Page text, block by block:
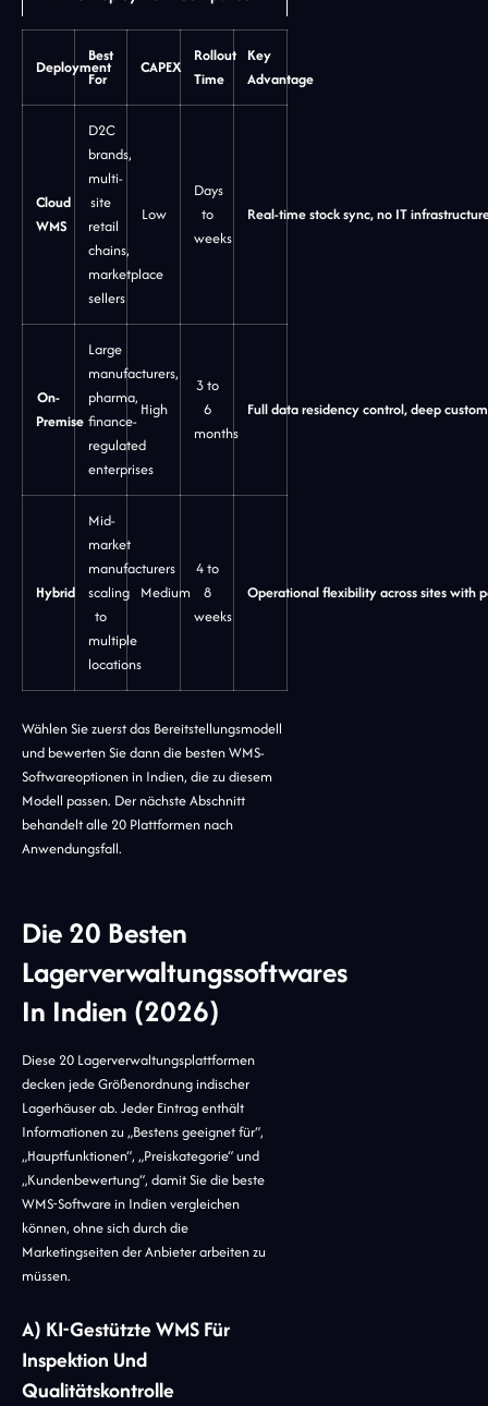
Deployment
Best
For
CAPEX
Rollout
Time
Key
Advantage
Cloud
WMS
D2C
brands,
multi-
site
retail
chains,
marketplace
sellers
Low
Days
to
weeks
Real-time stock sync, no IT
On-
Premise
Large
manufacturers,
pharma,
finance-
regulated
enterprises
High
3 to
6
months
Full data residency control, deep
Hybrid
Mid-
market
manufacturers
scaling
to
multiple
locations
Medium
4 to
8
weeks
Operational flexibility across sites with
Wählen Sie zuerst das Bereitstellungsmodell
und bewerten Sie dann die besten WMS-
Softwareoptionen in Indien, die zu diesem
Modell passen. Der nächste Abschnitt
behandelt alle 20 Plattformen nach
Anwendungsfall.
Die 20 Besten
Lagerverwaltungssoftwares
In Indien (2026)
Diese 20 Lagerverwaltungsplattformen
decken jede Größenordnung indischer
Lagerhäuser ab. Jeder Eintrag enthält
Informationen zu „Bestens geeignet für“,
„Hauptfunktionen“, „Preiskategorie“ und
„Kundenbewertung“, damit Sie die beste
WMS-Software in Indien vergleichen
können, ohne sich durch die
Marketingseiten der Anbieter arbeiten zu
müssen.
A) KI-Gestützte WMS Für
Inspektion Und
Qualitätskontrolle